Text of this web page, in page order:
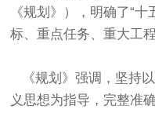
《规划》），明确了“
标、重点任务、重大工
《规划》强调，坚持
义思想为指导，完整准